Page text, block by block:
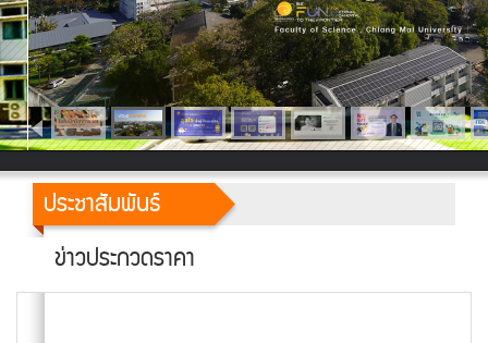
ประชาสัมพันธ์
ข่าวประกวดราคา